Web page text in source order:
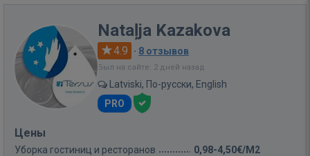
Nataļja Kazakova
4.9 · 8 отзывов
Был на сайте: 2 дней назад
Latviski, По-русски, English
PRO
Цены
Уборка гостиниц и ресторанов 0,98-4,50€/M2